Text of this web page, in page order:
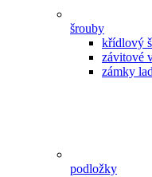
šrouby
křídlový
závitové
zámky
podložky